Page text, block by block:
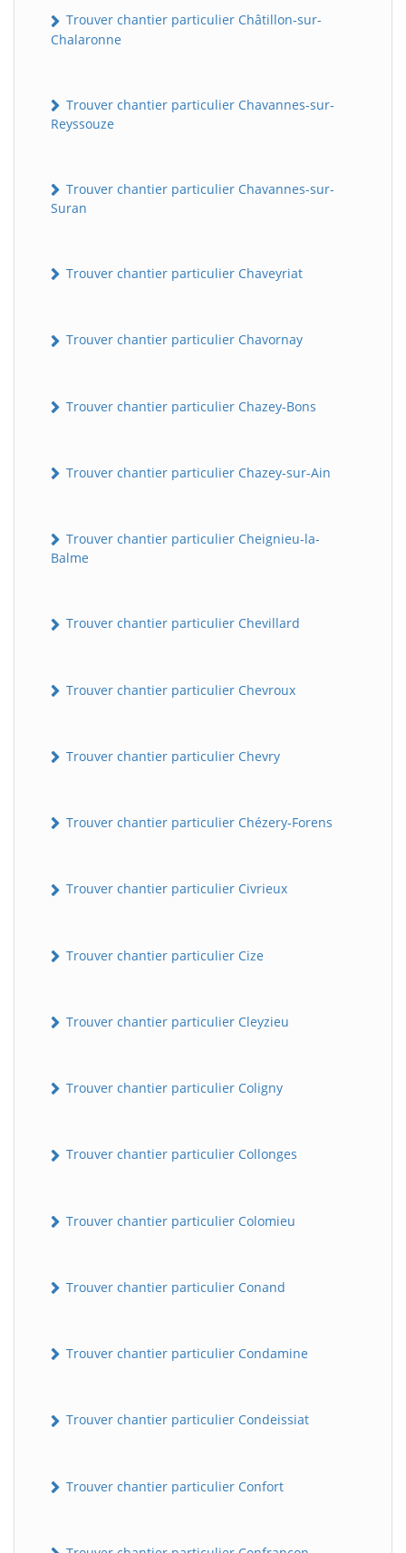
Trouver chantier particulier Châtillon-sur-
Chalaronne
Trouver chantier particulier Chavannes-sur-
Reyssouze
Trouver chantier particulier Chavannes-sur-
Suran
Trouver chantier particulier Chaveyriat
Trouver chantier particulier Chavornay
Trouver chantier particulier Chazey-Bons
Trouver chantier particulier Chazey-sur-Ain
Trouver chantier particulier Cheignieu-la-
Balme
Trouver chantier particulier Chevillard
Trouver chantier particulier Chevroux
Trouver chantier particulier Chevry
Trouver chantier particulier Chézery-Forens
Trouver chantier particulier Civrieux
Trouver chantier particulier Cize
Trouver chantier particulier Cleyzieu
Trouver chantier particulier Coligny
Trouver chantier particulier Collonges
Trouver chantier particulier Colomieu
Trouver chantier particulier Conand
Trouver chantier particulier Condamine
Trouver chantier particulier Condeissiat
Trouver chantier particulier Confort
BatiWebPro